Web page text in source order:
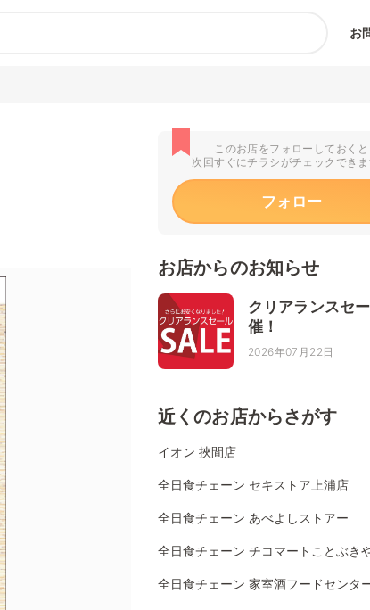
お
このお店をフォローしておくと
次回すぐにチラシがチェックできま
フォロー
お店からのお知らせ
クリアランスセ
催！
2026年07月22日
近くのお店からさがす
イオン 挾間店
全日食チェーン セキストア上浦店
全日食チェーン あべよしストアー
全日食チェーン チコマートことぶき
全日食チェーン 家室酒フードセンタ